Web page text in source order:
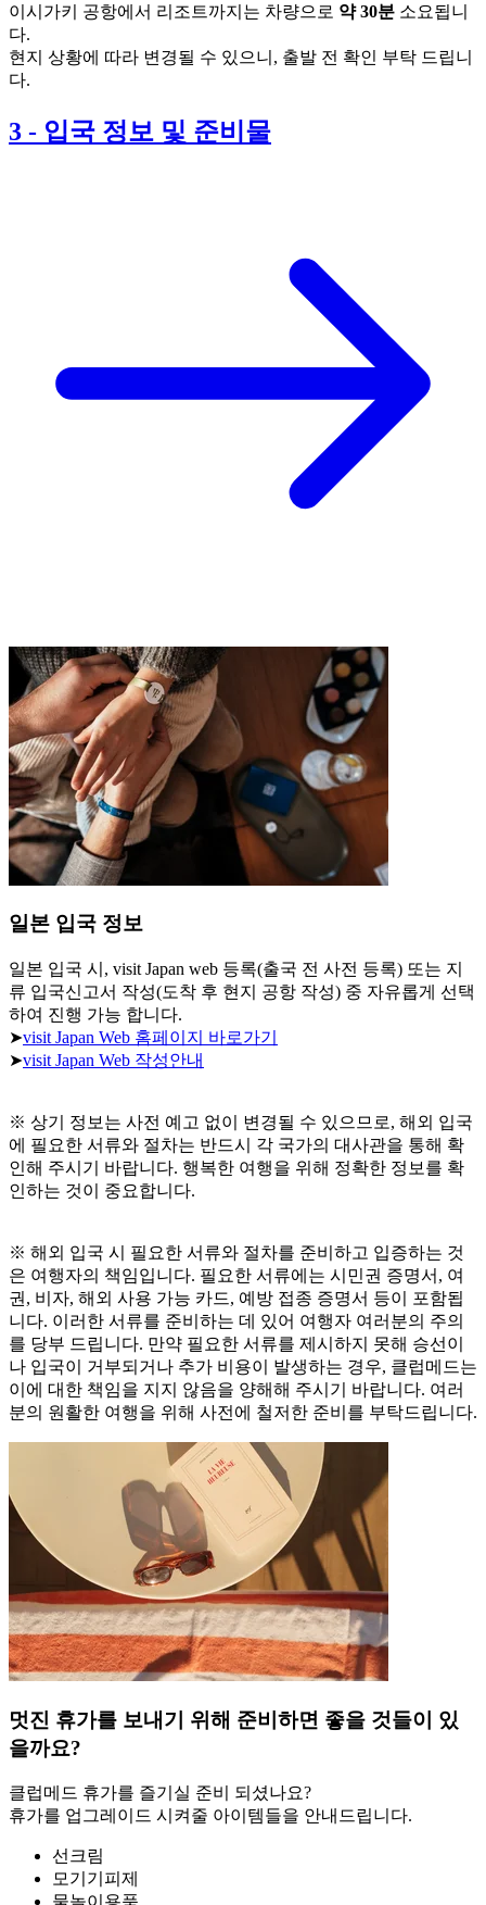
이시가키 공항에서 리조트까지는 차량으로 약 30분 소요됩니
다.
현지 상황에 따라 변경될 수 있으니, 출발 전 확인 부탁 드립니
다.
3 - 입국 정보 및 준비물
일본 입국 정보
일본 입국 시, visit Japan web 등록(출국 전 사전 등록) 또는 지
류 입국신고서 작성(도착 후 현지 공항 작성) 중 자유롭게 선택
하여 진행 가능 합니다.
➤visit Japan Web 홈페이지 바로가기
➤visit Japan Web 작성안내
※ 상기 정보는 사전 예고 없이 변경될 수 있으므로, 해외 입국
에 필요한 서류와 절차는 반드시 각 국가의 대사관을 통해 확
인해 주시기 바랍니다. 행복한 여행을 위해 정확한 정보를 확
인하는 것이 중요합니다.
※ 해외 입국 시 필요한 서류와 절차를 준비하고 입증하는 것
은 여행자의 책임입니다. 필요한 서류에는 시민권 증명서, 여
권, 비자, 해외 사용 가능 카드, 예방 접종 증명서 등이 포함됩
니다. 이러한 서류를 준비하는 데 있어 여행자 여러분의 주의
를 당부 드립니다. 만약 필요한 서류를 제시하지 못해 승선이
나 입국이 거부되거나 추가 비용이 발생하는 경우, 클럽메드는
이에 대한 책임을 지지 않음을 양해해 주시기 바랍니다. 여러
분의 원활한 여행을 위해 사전에 철저한 준비를 부탁드립니다.
멋진 휴가를 보내기 위해 준비하면 좋을 것들이 있
을까요?
클럽메드 휴가를 즐기실 준비 되셨나요?
휴가를 업그레이드 시켜줄 아이템들을 안내드립니다.
선크림
모기기피제